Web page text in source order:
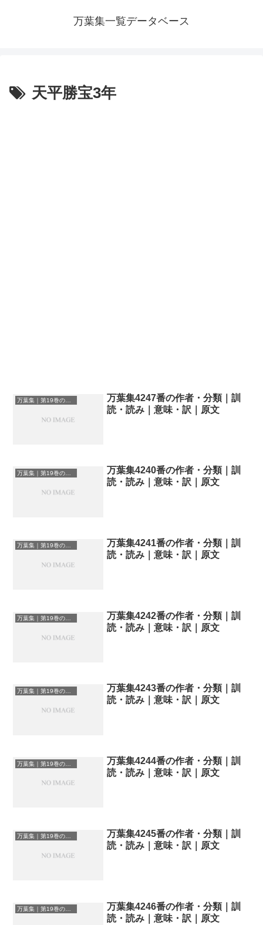
万葉集一覧データベース
天平勝宝3年
万葉集｜第19巻の和歌一覧
万葉集4247番の作者・分類｜訓
読・読み｜意味・訳｜原文
万葉集｜第19巻の和歌一覧
万葉集4240番の作者・分類｜訓
読・読み｜意味・訳｜原文
万葉集｜第19巻の和歌一覧
万葉集4241番の作者・分類｜訓
読・読み｜意味・訳｜原文
万葉集｜第19巻の和歌一覧
万葉集4242番の作者・分類｜訓
読・読み｜意味・訳｜原文
万葉集｜第19巻の和歌一覧
万葉集4243番の作者・分類｜訓
読・読み｜意味・訳｜原文
万葉集｜第19巻の和歌一覧
万葉集4244番の作者・分類｜訓
読・読み｜意味・訳｜原文
万葉集｜第19巻の和歌一覧
万葉集4245番の作者・分類｜訓
読・読み｜意味・訳｜原文
万葉集｜第19巻の和歌一覧
万葉集4246番の作者・分類｜訓
読・読み｜意味・訳｜原文